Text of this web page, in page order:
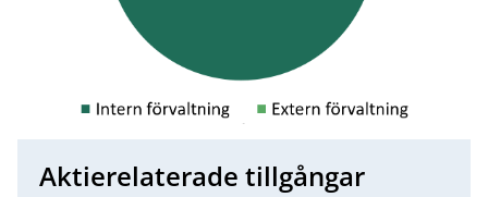
Aktierelaterade tillgångar